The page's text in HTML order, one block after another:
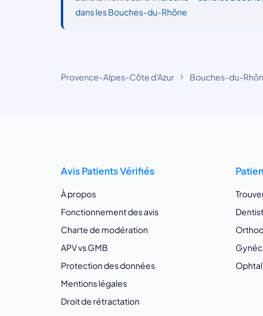
dans les Bouches-du-Rhône
Provence-Alpes-Côte d'Azur Bouches-du-
Avis Patients Vérifiés
À propos
Fonctionnement des avis
Charte de modération
APV vs GMB
Protection des données
Mentions légales
Droit de rétractation